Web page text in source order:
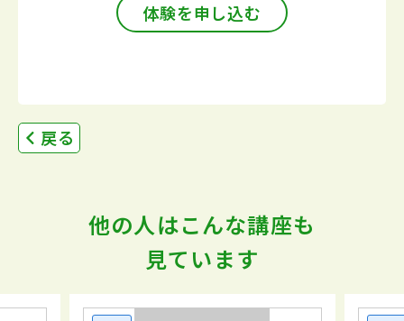
体験を申し込む
戻る
他の人はこんな講座も
見ています